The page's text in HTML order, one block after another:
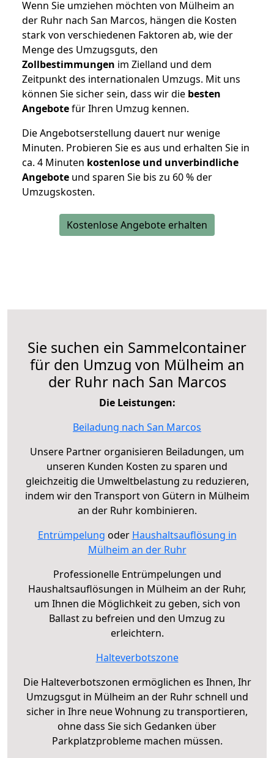
Wenn Sie umziehen möchten von Mülheim an
der Ruhr nach San Marcos, hängen die Kosten
stark von verschiedenen Faktoren ab, wie der
Menge des Umzugsguts, den
Zollbestimmungen im Zielland und dem
Zeitpunkt des internationalen Umzugs. Mit uns
können Sie sicher sein, dass wir die besten
Angebotefür Ihren Umzug kennen.
Die Angebotserstellung dauert nur wenige
Minuten. Probieren Sie es aus und erhalten Sie in
ca. 4 Minuten kostenlose und unverbindliche
Angebote und sparen Sie bis zu 60 % der
Umzugskosten.
Kostenlose Angebote erhalten
Sie suchen ein Sammelcontainer
für den Umzug von Mülheim an
der Ruhr nach San Marcos
Die Leistungen:
Beiladung nach San Marcos
Unsere Partner organisieren Beiladungen, um
unseren Kunden Kosten zu sparen und
gleichzeitig die Umweltbelastung zu reduzieren,
indem wir den Transport von Gütern in Mülheim
an der Ruhr kombinieren.
Entrümpelung oder Haushaltsauflösung in
Mülheim an der Ruhr
Professionelle Entrümpelungen und
Haushaltsauflösungen in Mülheim an der Ruhr,
um Ihnen die Möglichkeit zu geben, sich von
Ballast zu befreien und den Umzug zu
erleichtern.
Halteverbotszone
Die Halteverbotszonen ermöglichen es Ihnen, Ihr
Umzugsgut in Mülheim an der Ruhr schnell und
sicher in Ihre neue Wohnung zu transportieren,
ohne dass Sie sich Gedanken über
Parkplatzprobleme machen müssen.